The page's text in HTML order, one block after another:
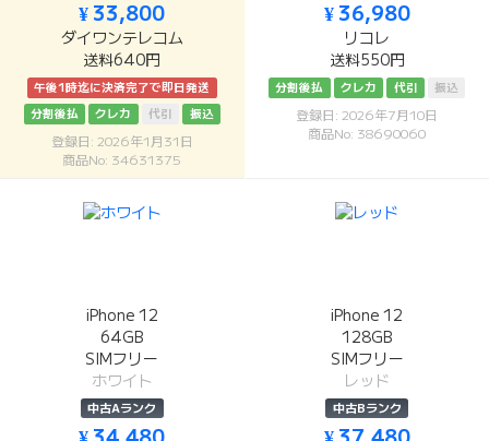
¥ 33,800
ダイワンテレコム
送料640円
午後1時迄に決済完了で即日発送
分割後払
クレカ 代引 振込
登録日: 2026年1月31日
商品No: 34631375
¥ 36,980
リコレ
送料550円
分割後払 クレカ 代引 振込
登録日: 2026年7月10日
商品No: 38690060
iPhone 12
64GB
SIMフリー
ホワイト
中古Aランク
iPhone 12
128GB
SIMフリー
レッド
中古Bランク